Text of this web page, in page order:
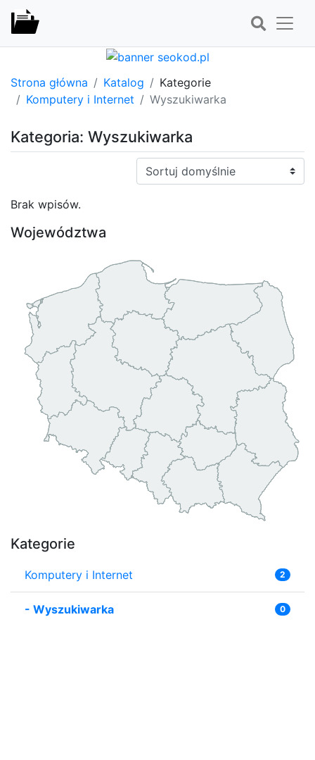
Strona główna Katalog
Kategorie
Komputery i Internet
Wyszukiwarka
Kategoria: Wyszukiwarka
Sortuj:
Brak wpisów.
Województwa
Kategorie
Komputery i Internet 2
- Wyszukiwarka 0